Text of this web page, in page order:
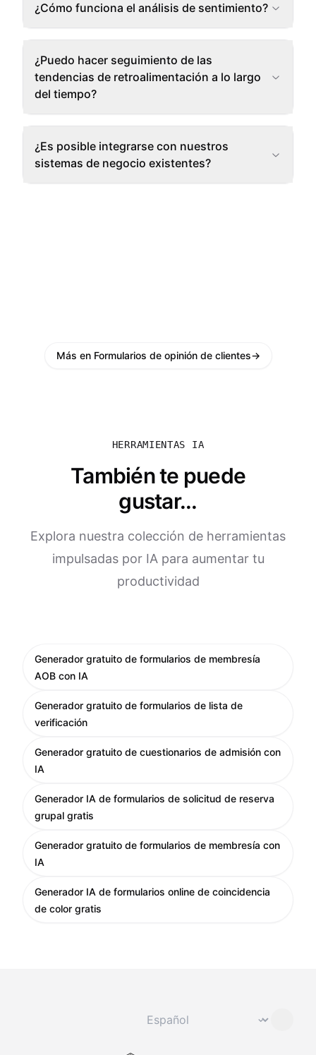
¿Cómo funciona el análisis de sentimiento?
¿Puedo hacer seguimiento de las
tendencias de retroalimentación a lo largo
del tiempo?
¿Es posible integrarse con nuestros
sistemas de negocio existentes?
Más en Formularios de opinión de clientes→
HERRAMIENTAS IA
También te puede
gustar...
Explora nuestra colección de herramientas
impulsadas por IA para aumentar tu
productividad
Generador gratuito de formularios de membresía
AOB con IA
Generador gratuito de formularios de lista de
verificación
Generador gratuito de cuestionarios de admisión con
IA
Generador IA de formularios de solicitud de reserva
grupal gratis
Generador gratuito de formularios de membresía con
IA
Generador IA de formularios online de coincidencia
de color gratis
⌄